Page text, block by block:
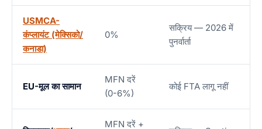
USMCA-
कंप्लायंट (मेक्सिको/
कनाडा)
0%
सक्रिय — 2026 में
पुनर्वार्ता
EU-मूल का सामान
MFN दरें
(0-6%)
कोई FTA लागू नहीं
MFN दरें +